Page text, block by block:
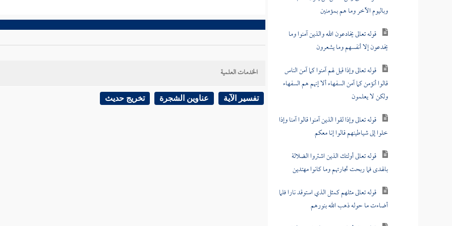
وباليوم الآخر وما هم بمؤمنين
قوله تعالى يخادعون الله والذين آمنوا وما
يخدعون إلا أنفسهم وما يشعرون
قوله تعالى وإذا قيل لهم آمنوا كما آمن الناس
قالوا أنؤمن كما آمن السفهاء ألا إنهم هم السفهاء
ولكن لا يعلمون
قوله تعالى وإذا لقوا الذين آمنوا قالوا آمنا وإذا
خلوا إلى شياطينهم قالوا إنا معكم
قوله تعالى أولئك الذين اشتروا الضلالة
بالهدى فما ربحت تجارتهم وما كانوا مهتدين
قوله تعالى مثلهم كمثل الذي استوقد نارا فلما
أضاءت ما حوله ذهب الله بنورهم
الخدمات العلمية
تفسير الآية عناوين الشجرة تخريج حديث